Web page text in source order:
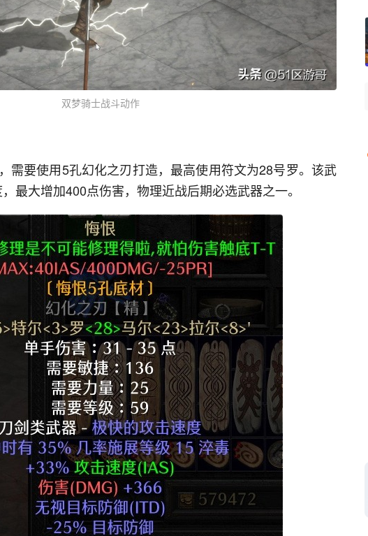
双梦骑士战斗动作
需要使用5孔幻化之刃打造，最高使用符文为28号罗。该武
最大增加400点伤害，物理近战后期必选武器之一。